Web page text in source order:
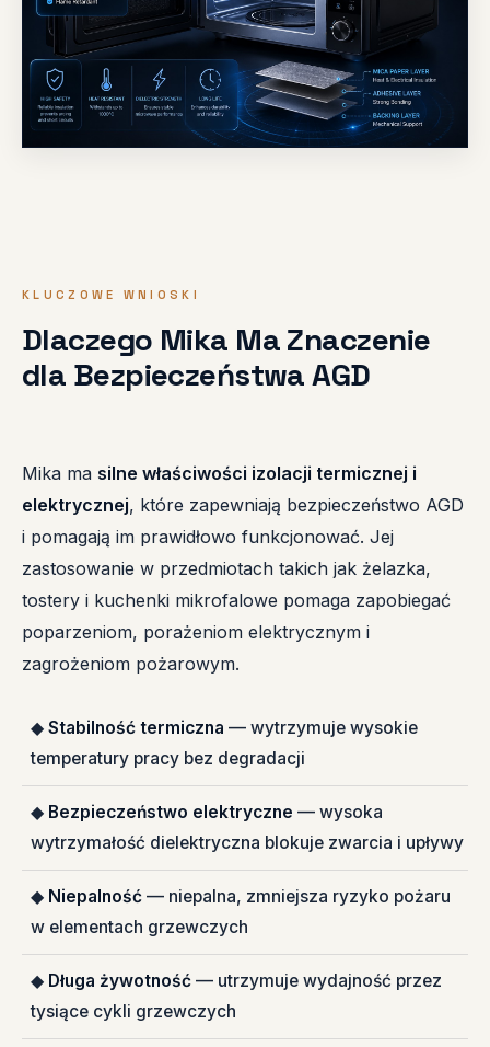
KLUCZOWE WNIOSKI
Dlaczego Mika Ma Znaczenie
dla Bezpieczeństwa AGD
Mika ma silne właściwości izolacji termicznej i
elektrycznej, które zapewniają bezpieczeństwo AGD
i pomagają im prawidłowo funkcjonować. Jej
zastosowanie w przedmiotach takich jak żelazka,
tostery i kuchenki mikrofalowe pomaga zapobiegać
poparzeniom, porażeniom elektrycznym i
zagrożeniom pożarowym.
◆ Stabilność termiczna — wytrzymuje wysokie
temperatury pracy bez degradacji
◆ Bezpieczeństwo elektryczne — wysoka
wytrzymałość dielektryczna blokuje zwarcia i upływy
◆ Niepalność — niepalna, zmniejsza ryzyko pożaru
w elementach grzewczych
◆ Długa żywotność — utrzymuje wydajność przez
tysiące cykli grzewczych